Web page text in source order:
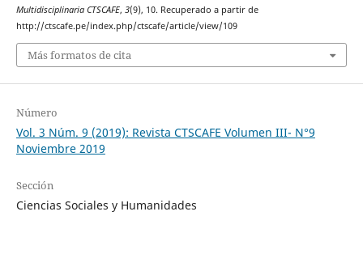
Multidisciplinaria CTSCAFE, 3(9), 10. Recuperado a partir de
http://ctscafe.pe/index.php/ctscafe/article/view/109
Más formatos de cita
Número
Vol. 3 Núm. 9 (2019): Revista CTSCAFE Volumen III- N°9
Noviembre 2019
Sección
Ciencias Sociales y Humanidades